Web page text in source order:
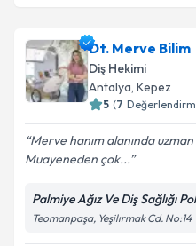
Dt. Merve Bilim
Diş Hekimi
Antalya, Kepez
5 (7
Merve hanım alanında
Muayeneden çok...
Palmiye Ağız Ve Diş Sağlığı
Teomanpaşa, Yeşilırmak Cd. No:14